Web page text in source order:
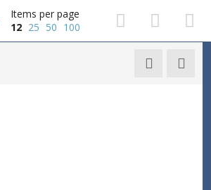
Items per page
12 25 50 100
 